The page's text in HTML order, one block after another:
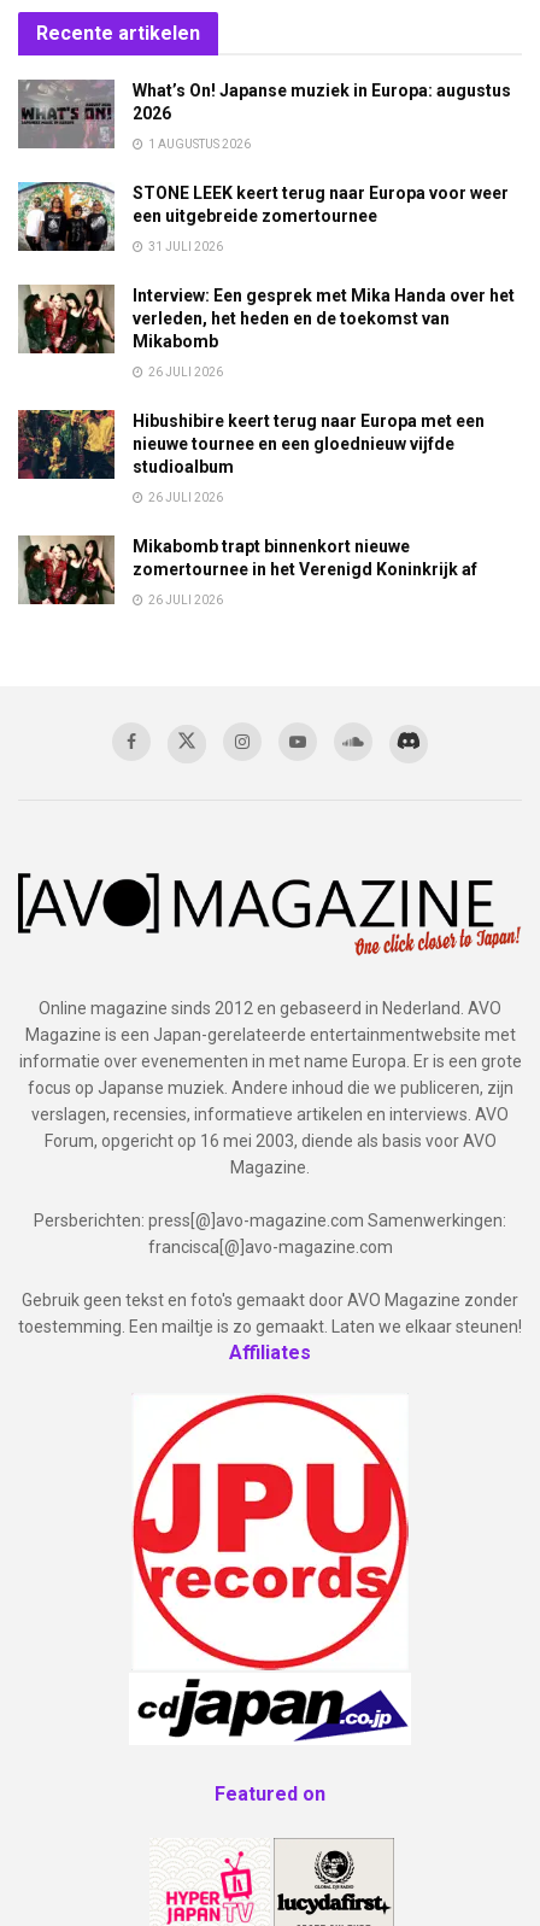
Recente artikelen
What’s On! Japanse muziek in Europa: augustus
2026
1 AUGUSTUS 2026
STONE LEEK keert terug naar Europa voor weer
een uitgebreide zomertournee
31 JULI 2026
Interview: Een gesprek met Mika Handa over het
verleden, het heden en de toekomst van
Mikabomb
26 JULI 2026
Hibushibire keert terug naar Europa met een
nieuwe tournee en een gloednieuw vijfde
studioalbum
26 JULI 2026
Mikabomb trapt binnenkort nieuwe
zomertournee in het Verenigd Koninkrijk af
26 JULI 2026
Online magazine sinds 2012 en gebaseerd in Nederland. AVO
Magazine is een Japan-gerelateerde entertainmentwebsite met
informatie over evenementen in met name Europa. Er is een grote
focus op Japanse muziek. Andere inhoud die we publiceren, zijn
verslagen, recensies, informatieve artikelen en interviews. AVO
Forum, opgericht op 16 mei 2003, diende als basis voor AVO
Magazine.
Persberichten: press[@]avo-magazine.com Samenwerkingen:
francisca[@]avo-magazine.com
Gebruik geen tekst en foto's gemaakt door AVO Magazine zonder
toestemming. Een mailtje is zo gemaakt. Laten we elkaar steunen!
Affiliates
Featured on